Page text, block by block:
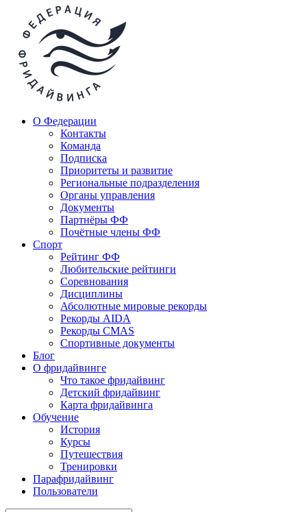
О Федерации
Контакты
Команда
Подписка
Приоритеты и развитие
Региональные подразделения
Органы управления
Документы
Партнёры ФФ
Почётные члены ФФ
Спорт
Рейтинг ФФ
Любительские рейтинги
Соревнования
Дисциплины
Абсолютные мировые рекорды
Рекорды AIDA
Рекорды CMAS
Спортивные документы
Блог
О фридайвинге
Что такое фридайвинг
Детский фридайвинг
Карта фридайвинга
Обучение
История
Курсы
Путешествия
Тренировки
Парафридайвинг
Пользователи